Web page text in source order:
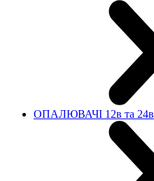
ОПАЛЮВАЧІ 12в та 24в